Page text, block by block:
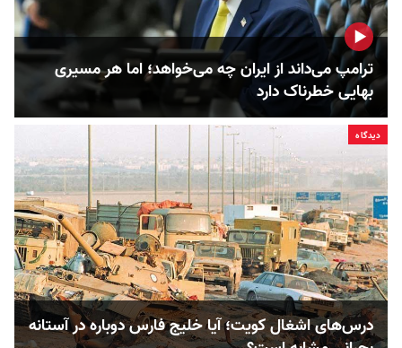
ترامپ می‌داند از ایران چه می‌خواهد؛ اما هر مسیری
بهایی خطرناک دارد
دیدگاه
درس‌های اشغال کویت؛ آیا خلیج فارس دوباره در آستانه